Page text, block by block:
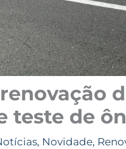
teste de
, Novidade,